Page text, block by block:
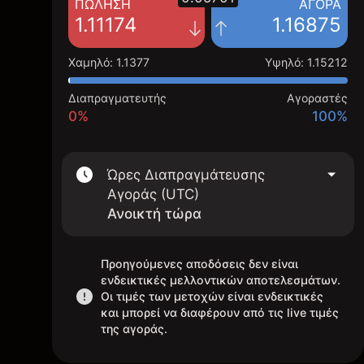
ΠΏΛΗΣΗ
1.11174
ΑΓΟΡΆ
1.16875
Χαμηλό: 1.1377 Υψηλό: 1.15212
Διαπραγματευτής
0%
Αγοραστές
100%
Ώρες Διαπραγμάτευσης
Αγοράς (UTC)
Ανοικτή τώρα
Προηγούμενες αποδόσεις δεν είναι
ενδεικτικές μελλοντικών αποτελεσμάτων.
Οι τιμές των μετοχών είναι ενδεικτικές
και μπορεί να διαφέρουν από τις live τιμές
της αγοράς.